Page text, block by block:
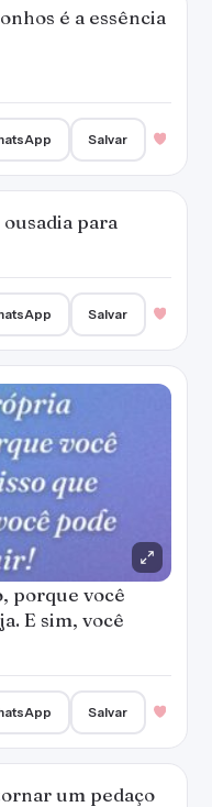
é a essência
Salvar
para
Salvar
porque você
E sim, você
Salvar
um pedaço